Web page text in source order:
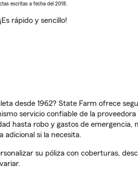
escritas a fecha del 2018.
rápido y sencillo!
desde 1962? State Farm ofrece
servicio confiable de la proveedora
hasta robo y gastos de emergencia,
adicional si la necesita.
su póliza con coberturas,